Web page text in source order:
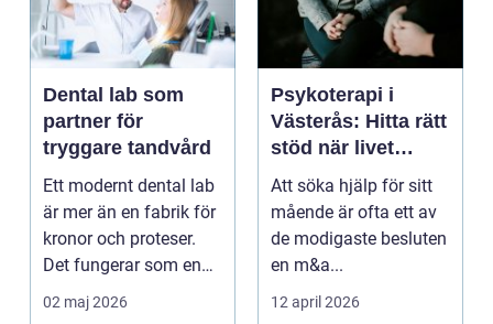
Dental lab som
partner för
tryggare tandvård
Ett modernt dental lab
är mer än en fabrik för
kronor och proteser.
Det fungerar som en
förlängning ...
02 maj 2026
Psykoterapi i
Västerås: Hitta rätt
stöd när livet
skaver
Att söka hjälp för sitt
mående är ofta ett av
de modigaste besluten
en m&a...
12 april 2026